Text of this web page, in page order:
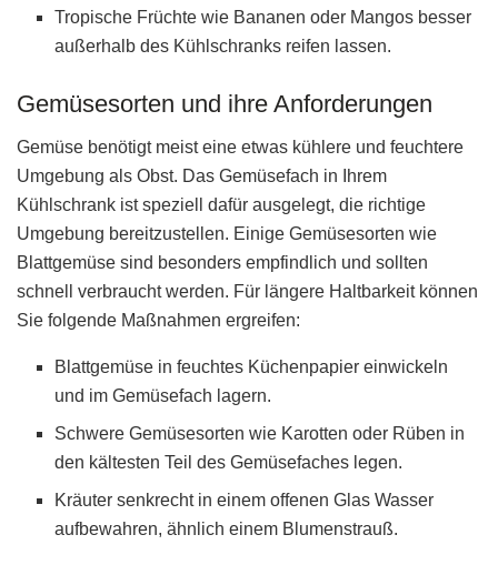
Tropische Früchte wie Bananen oder Mangos besser
außerhalb des Kühlschranks reifen lassen.
Gemüsesorten und ihre Anforderungen
Gemüse benötigt meist eine etwas kühlere und feuchtere
Umgebung als Obst. Das Gemüsefach in Ihrem
Kühlschrank ist speziell dafür ausgelegt, die richtige
Umgebung bereitzustellen. Einige Gemüsesorten wie
Blattgemüse sind besonders empfindlich und sollten
schnell verbraucht werden. Für längere Haltbarkeit können
Sie folgende Maßnahmen ergreifen:
Blattgemüse in feuchtes Küchenpapier einwickeln
und im Gemüsefach lagern.
Schwere Gemüsesorten wie Karotten oder Rüben in
den kältesten Teil des Gemüsefaches legen.
Kräuter senkrecht in einem offenen Glas Wasser
aufbewahren, ähnlich einem Blumenstrauß.